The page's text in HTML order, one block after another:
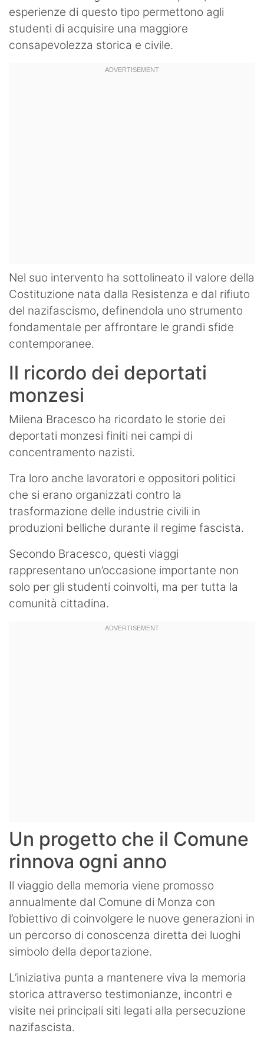
esperienze di questo tipo permettono agli
studenti di acquisire una maggiore
consapevolezza storica e civile.
Nel suo intervento ha sottolineato il valore della
Costituzione nata dalla Resistenza e dal rifiuto
del nazifascismo, definendola uno strumento
fondamentale per affrontare le grandi sfide
contemporanee.
Il ricordo dei deportati
monzesi
Milena Bracesco ha ricordato le storie dei
deportati monzesi finiti nei campi di
concentramento nazisti.
Tra loro anche lavoratori e oppositori politici
che si erano organizzati contro la
trasformazione delle industrie civili in
produzioni belliche durante il regime fascista.
Secondo Bracesco, questi viaggi
rappresentano un’occasione importante non
solo per gli studenti coinvolti, ma per tutta la
comunità cittadina.
Un progetto che il Comune
rinnova ogni anno
Il viaggio della memoria viene promosso
annualmente dal Comune di Monza con
l’obiettivo di coinvolgere le nuove generazioni in
un percorso di conoscenza diretta dei luoghi
simbolo della deportazione.
L’iniziativa punta a mantenere viva la memoria
storica attraverso testimonianze, incontri e
visite nei principali siti legati alla persecuzione
nazifascista.